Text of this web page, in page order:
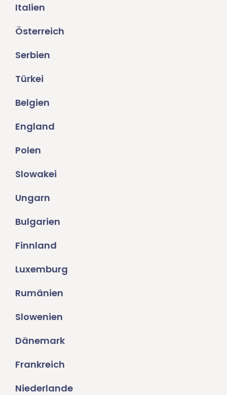
Italien
Österreich
Serbien
Türkei
Belgien
England
Polen
Slowakei
Ungarn
Bulgarien
Finnland
Luxemburg
Rumänien
Slowenien
Dänemark
Frankreich
Niederlande